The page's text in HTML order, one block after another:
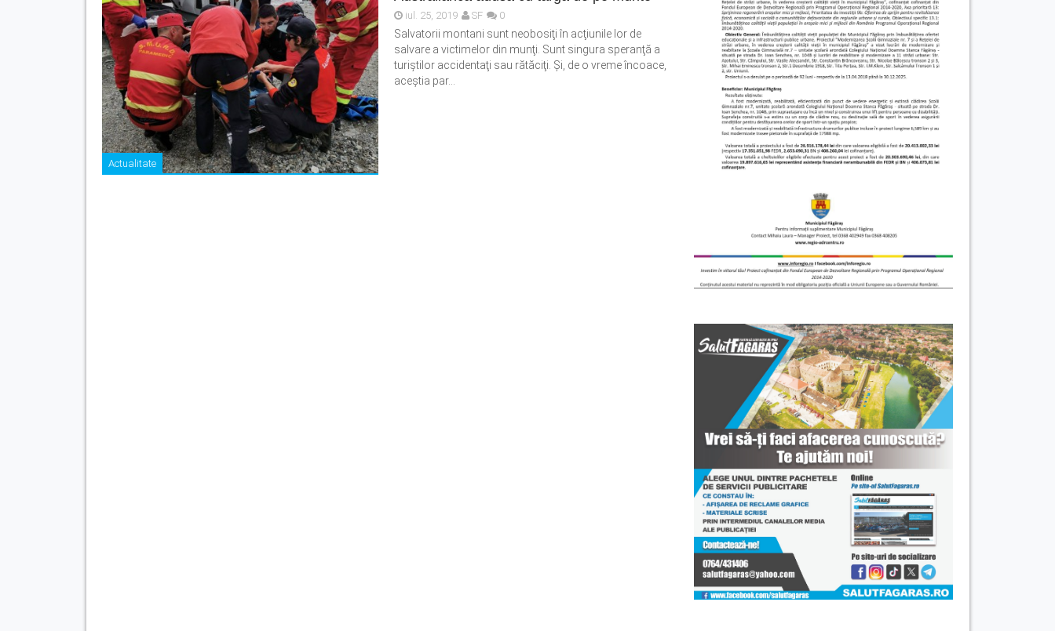
Actualitate
iul. 25, 2019 SF 0
Salvatorii montani sunt neobosiţi în acţiunile lor de
salvare a victimelor din munţi. Sunt singura speranţă a
turiştilor accidentaţi sau rătăciţi. Şi, de o vreme încoace,
aceştia par...